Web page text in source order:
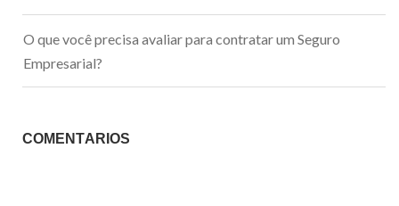
O que você precisa avaliar para contratar um Seguro
Empresarial?
COMENTÁRIOS